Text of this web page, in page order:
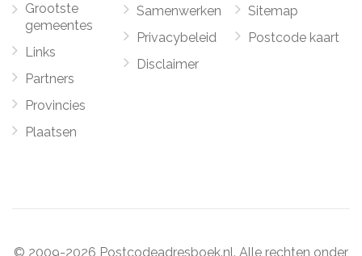
Grootste
gemeentes
Links
Partners
Provincies
Plaatsen
Samenwerken
Privacybeleid
Disclaimer
Sitemap
Postcode kaart
© 2009-2026 Postcodeadresboek.nl. Alle rechten onder